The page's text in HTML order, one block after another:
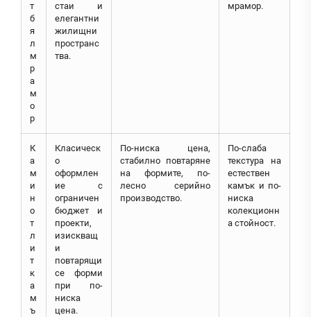
т
б
я
л
м
р
а
м
о
р
стаи и
елегантни
жилищни
пространс
тва.
мрамор.
К
а
м
и
н
о
т
л
и
т
к
а
м
ъ
Класическ
о
оформлен
ие с
ограничен
бюджет и
проекти,
изискващ
и
повтарящи
се форми
при по-
ниска
цена.
По-ниска цена,
стабилно повтаряне
на формите, по-
лесно серийно
производство.
По-слаба
текстура на
естествен
камък и по-
ниска
колекционн
а стойност.